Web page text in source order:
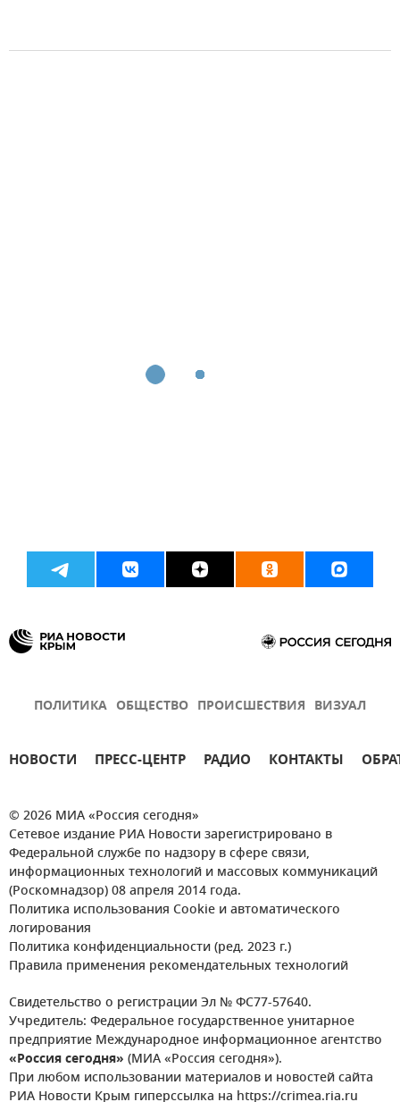
ПОЛИТИКА ОБЩЕСТВО ПРОИСШЕСТВИЯ ВИЗУАЛ
НОВОСТИ ПРЕСС-ЦЕНТР РАДИО КОНТАКТЫ
© 2026 МИА «Россия сегодня»
Сетевое издание РИА Новости зарегистрировано в
Федеральной службе по надзору в сфере связи,
информационных технологий и массовых коммуникаций
(Роскомнадзор) 08 апреля 2014 года.
Политика использования Cookie и автоматического
логирования
Политика конфиденциальности (ред. 2023 г.)
Правила применения рекомендательных технологий
Свидетельство о регистрации Эл № ФС77-57640.
Учредитель: Федеральное государственное унитарное
предприятие Международное информационное агентство
«Россия сегодня» (МИА «Россия сегодня»).
При любом использовании материалов и новостей сайта
РИА Новости Крым гиперссылка на https://crimea.ria.ru